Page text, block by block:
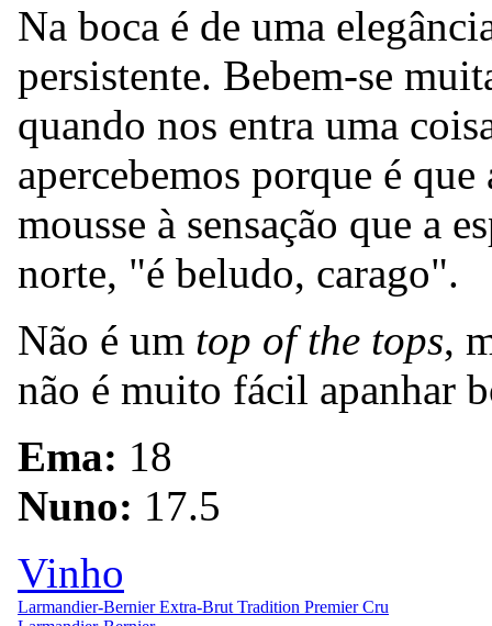
Na boca é de uma
persistente. Bebem-se
quando nos entra uma
apercebemos porque é
mousse à sensação que a
norte, "é beludo, carago".
Não é um top of the tops,
não é muito fácil apanhar
Ema: 18
Nuno: 17.5
Vinho
Larmandier-Bernier Extra-Brut Tradition Premier Cru